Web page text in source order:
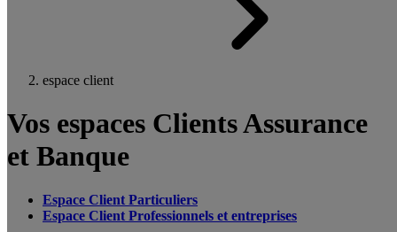
espace client
Vos espaces Clients Assurance
et Banque
Espace Client Particuliers
Espace Client Professionnels et entreprises